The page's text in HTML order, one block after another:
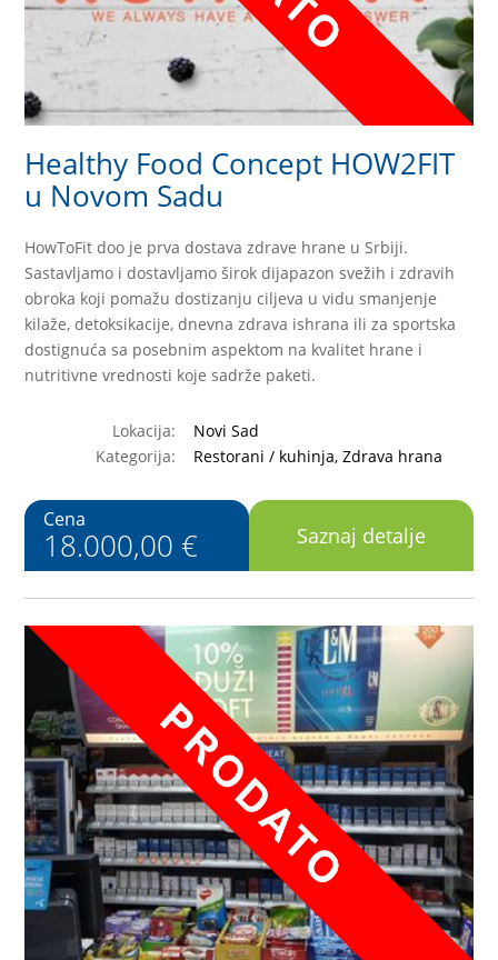
Healthy Food Concept HOW2FIT
u Novom Sadu
HowToFit doo je prva dostava zdrave hrane u Srbiji.
Sastavljamo i dostavljamo širok dijapazon svežih i zdravih
obroka koji pomažu dostizanju ciljeva u vidu smanjenje
kilaže, detoksikacije, dnevna zdrava ishrana ili za sportska
dostignuća sa posebnim aspektom na kvalitet hrane i
nutritivne vrednosti koje sadrže paketi.
Lokacija:
Novi Sad
Kategorija:
Restorani / kuhinja, Zdrava hrana
Cena
18.000,00 € Saznaj detalje